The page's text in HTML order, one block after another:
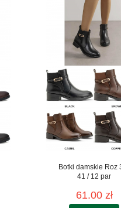
Botki damskie Roz
41 / 12 par
61.00 zł